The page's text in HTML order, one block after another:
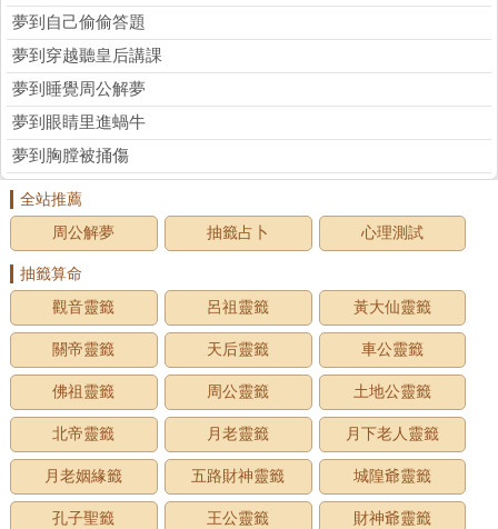
夢到自己偷偷答題
夢到穿越聽皇后講課
夢到睡覺周公解夢
夢到眼睛里進蝸牛
夢到胸膛被捅傷
全站推薦
周公解夢
抽籤占卜 心理測試
抽籤算命
觀音靈籤
呂祖靈籤 黃大仙靈籤
關帝靈籤 天后靈籤 車公靈籤
佛祖靈籤 周公靈籤 土地公靈籤
北帝靈籤 月老靈籤 月下老人靈籤
月老姻緣籤 五路財神靈籤 城隍爺靈籤
孔子聖籤 王公靈籤 財神爺靈籤